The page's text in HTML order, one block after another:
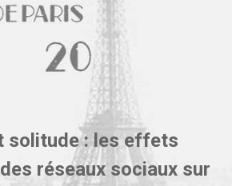
solitude : les effets
réseaux sociaux sur